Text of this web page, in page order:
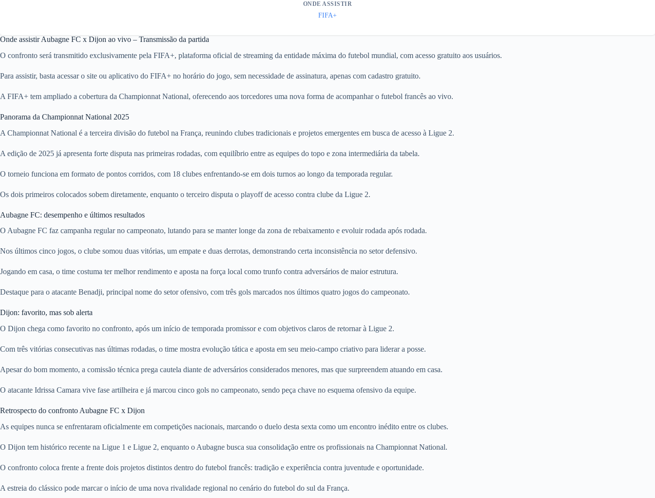
ONDE ASSISTIR
FIFA+
Onde assistir Aubagne FC x Dijon ao vivo – Transmissão da partida
O confronto será transmitido exclusivamente pela FIFA+, plataforma oficial de streaming da entidade máxima do futebol mundial, com acesso gratuito aos usuários.
Para assistir, basta acessar o site ou aplicativo do FIFA+ no horário do jogo, sem necessidade de assinatura, apenas com cadastro gratuito.
A FIFA+ tem ampliado a cobertura da Championnat National, oferecendo aos torcedores uma nova forma de acompanhar o futebol francês ao vivo.
Panorama da Championnat National 2025
A Championnat National é a terceira divisão do futebol na França, reunindo clubes tradicionais e projetos emergentes em busca de acesso à Ligue 2.
A edição de 2025 já apresenta forte disputa nas primeiras rodadas, com equilíbrio entre as equipes do topo e zona intermediária da tabela.
O torneio funciona em formato de pontos corridos, com 18 clubes enfrentando-se em dois turnos ao longo da temporada regular.
Os dois primeiros colocados sobem diretamente, enquanto o terceiro disputa o playoff de acesso contra clube da Ligue 2.
Aubagne FC: desempenho e últimos resultados
O Aubagne FC faz campanha regular no campeonato, lutando para se manter longe da zona de rebaixamento e evoluir rodada após rodada.
Nos últimos cinco jogos, o clube somou duas vitórias, um empate e duas derrotas, demonstrando certa inconsistência no setor defensivo.
Jogando em casa, o time costuma ter melhor rendimento e aposta na força local como trunfo contra adversários de maior estrutura.
Destaque para o atacante Benadji, principal nome do setor ofensivo, com três gols marcados nos últimos quatro jogos do campeonato.
Dijon: favorito, mas sob alerta
O Dijon chega como favorito no confronto, após um início de temporada promissor e com objetivos claros de retornar à Ligue 2.
Com três vitórias consecutivas nas últimas rodadas, o time mostra evolução tática e aposta em seu meio-campo criativo para liderar a posse.
Apesar do bom momento, a comissão técnica prega cautela diante de adversários considerados menores, mas que surpreendem atuando em casa.
O atacante Idrissa Camara vive fase artilheira e já marcou cinco gols no campeonato, sendo peça chave no esquema ofensivo da equipe.
Retrospecto do confronto Aubagne FC x Dijon
As equipes nunca se enfrentaram oficialmente em competições nacionais, marcando o duelo desta sexta como um encontro inédito entre os clubes.
O Dijon tem histórico recente na Ligue 1 e Ligue 2, enquanto o Aubagne busca sua consolidação entre os profissionais na Championnat National.
O confronto coloca frente a frente dois projetos distintos dentro do futebol francês: tradição e experiência contra juventude e oportunidade.
A estreia do clássico pode marcar o início de uma nova rivalidade regional no cenário do futebol do sul da França.